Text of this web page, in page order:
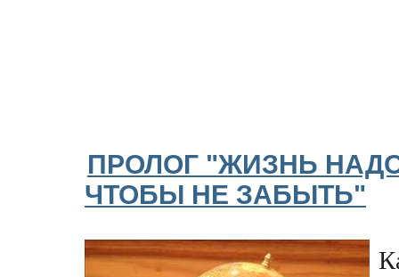
ПРОЛОГ "ЖИЗНЬ
ЧТОБЫ НЕ ЗАБЫТЬ"